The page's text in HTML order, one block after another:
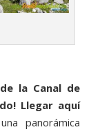
la Canal de
Llegar aquí
panorámica